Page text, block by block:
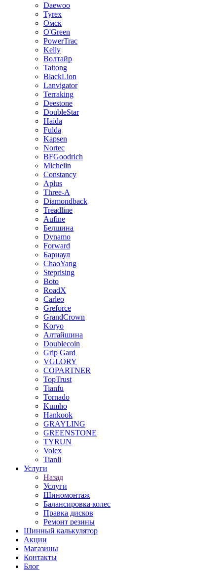
Daewoo
Tyrex
Омск
O'Green
PowerTrac
Kelly
Волтайр
Taitong
BlackLion
Lanvigator
Terraking
Deestone
DoubleStar
Haida
Fulda
Kapsen
Nortec
BFGoodrich
Michelin
Constancy
Aplus
Three-A
Diamondback
Treadline
Aufine
Белшина
Dynamo
Forward
Барнаул
ChaoYang
Steprising
Boto
RoadX
Carleo
Greforce
GrandCrown
Koryo
Алтайшина
Doublecoin
Grip Gard
VGLORY
COPARTNER
TopTrust
Tianfu
Tornado
Kumho
Hankook
GRAYLING
GREENSTONE
TYRUN
Volex
Tianli
Услуги
Назад
Услуги
Шиномонтаж
Балансировка колес
Правка дисков
Ремонт резины
Шинный калькулятор
Акции
Магазины
Контакты
Блог